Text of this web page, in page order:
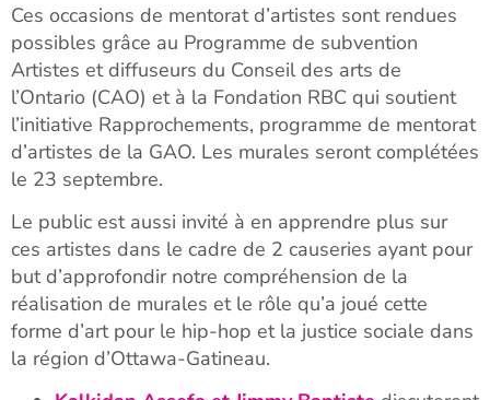
Ces occasions de mentorat d’artistes sont rendues
possibles grâce au Programme de subvention
Artistes et diffuseurs du Conseil des arts de
l’Ontario (CAO) et à la Fondation RBC qui soutient
l’initiative Rapprochements, programme de mentorat
d’artistes de la GAO. Les murales seront complétées
le 23 septembre.
Le public est aussi invité à en apprendre plus sur
ces artistes dans le cadre de 2 causeries ayant pour
but d’approfondir notre compréhension de la
réalisation de murales et le rôle qu’a joué cette
forme d’art pour le hip-hop et la justice sociale dans
la région d’Ottawa-Gatineau.